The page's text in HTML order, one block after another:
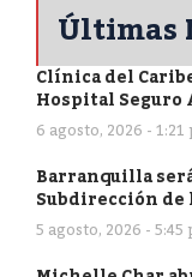
Últimas
Clínica del
Hospital Seguro
6 agosto, 2026 - 1:21
Barranquilla
Subdirección
5 agosto, 2026 - 5:45